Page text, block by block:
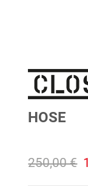
HOSE
250,00 €